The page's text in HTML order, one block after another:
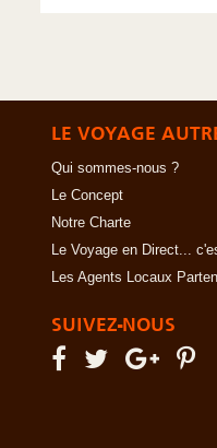
LE VOYAGE
Qui sommes-nous ?
Le Concept
Notre Charte
Le Voyage en Direct...
Les Agents Locaux
SUIVEZ-NOUS